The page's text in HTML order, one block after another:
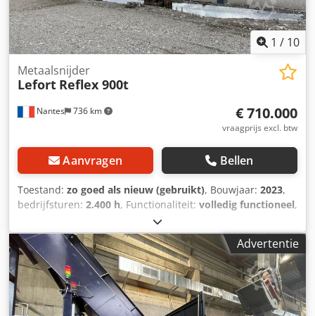
1 / 10
Nantes 736 km
Metaalsnijder
Lefort Reflex 900t
€ 710.000
vraagprijs excl. btw
Aanvragen Bellen
Toestand: zo goed als nieuw (gebruikt), Bouwjaar: 2023,
bedrijfsturen: 2.400 h, Functionaliteit: volledig functioneel,
R40410
(505,00 pk), leeggewicht:75.000 kg, snijkracht:900 t,
Verplaatsbare diesel schaarpers COPEX model REFLEX 900
ton (bouwjaar 2023). Onderhoud uitgevoerd door de
fabrikant. Capaciteit: 10 tot 22 t/u, afhankelijk van het te
knippen schroottype. Direct beschikbaar. Dwsdpfx Aoxg
Ekfjcyea
Advertentie